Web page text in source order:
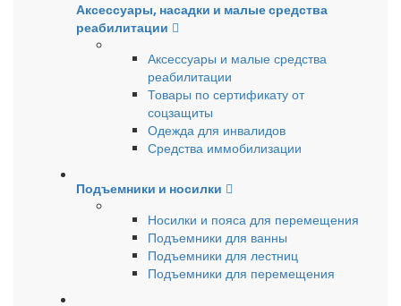
Аксессуары, насадки и малые средства
реабилитации
Аксессуары и малые средства
реабилитации
Товары по сертификату от
соцзащиты
Одежда для инвалидов
Средства иммобилизации
Подъемники и носилки
Носилки и пояса для перемещения
Подъемники для ванны
Подъемники для лестниц
Подъемники для перемещения